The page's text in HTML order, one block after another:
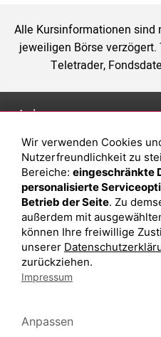
Alle Kursinformationen sind
jeweiligen Börse
Teletrader,
Anlage
Depot eröffnen
Depot vergleichen
Junior Depot
Top-Seller-Fonds
Top-Fonds
Fonds-Suche
Wir verwenden Cookies
Nutzerfreundlichkeit zu
Bereiche: eingeschränkte
personalisierte
Betrieb der Seite. Zu
außerdem mit
können Ihre freiwillige
unserer
zurückziehen.
Impressum
Anpassen